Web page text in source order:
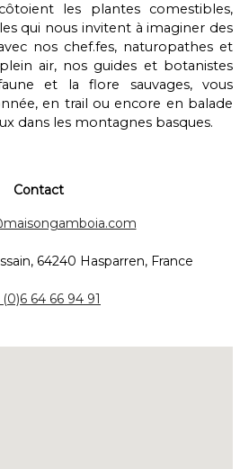
les plantes comestibles,
qui nous invitent à imaginer des
nos chef.fes, naturopathes et
air, nos guides et botanistes
et la flore sauvages, vous
en trail ou encore en balade
dans les montagnes basques.
Contact
64240 Hasparren, France
(0)6 64 66 94 91